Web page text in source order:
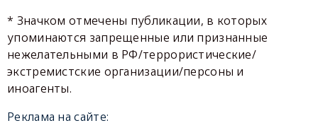
* Значком отмечены публикации, в которых
упоминаются запрещенные или признанные
нежелательными в РФ/террористические/
экстремистские организации/персоны и
иноагенты.
Реклама на сайте: